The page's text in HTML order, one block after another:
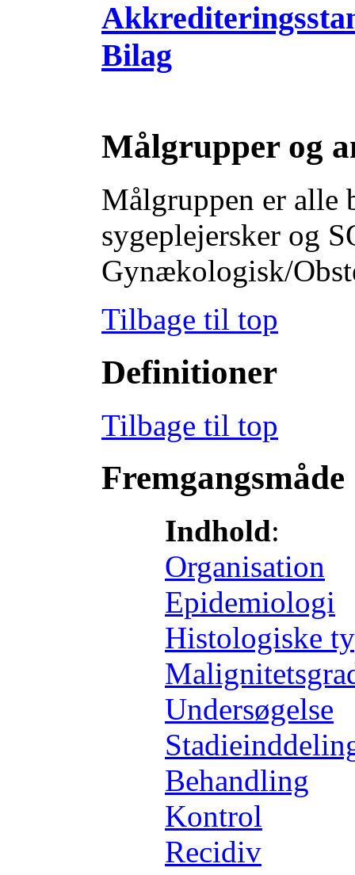
Bilag
Målgrupper og
Målgruppen er alle
sygeplejersker og
Gynækologisk/
Tilbage til top
Definitioner
Tilbage til top
Fremgangsmåde
Indhold:
Organisation
Epidemiologi
Histologiske
Undersøgelse
Behandling
Kontrol
Recidiv